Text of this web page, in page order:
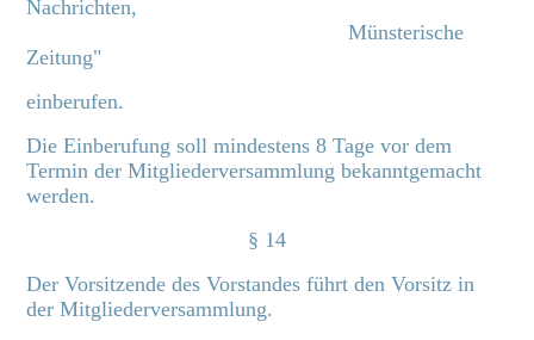
Nachrichten,
Münsterische
Zeitung"
einberufen.
Die Einberufung soll mindestens 8 Tage vor dem
Termin der Mitgliederversammlung bekanntgemacht
werden.
§ 14
Der Vorsitzende des Vorstandes führt den Vorsitz in
der Mitgliederversammlung.